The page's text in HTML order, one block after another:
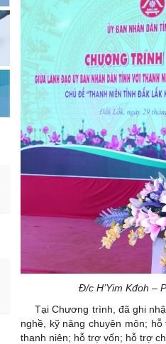
Đ/c H’Yim Kđoh –
Tại Chương trình, đã ghi
nghề, kỹ năng chuyên môn;
thanh niên; hỗ trợ vốn; hỗ trợ